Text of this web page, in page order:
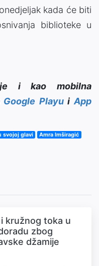
kada će biti
biblioteke u
je i kao mobilna
Google PlayuiApp
svojoj glavi Amra Imširagić
kružnog toka u
zbog
džamije